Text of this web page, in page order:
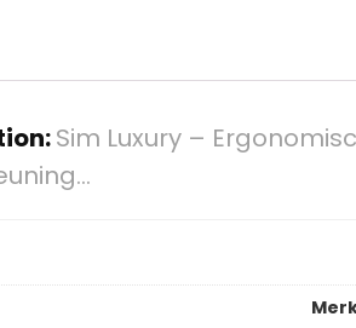
Sim Luxury –